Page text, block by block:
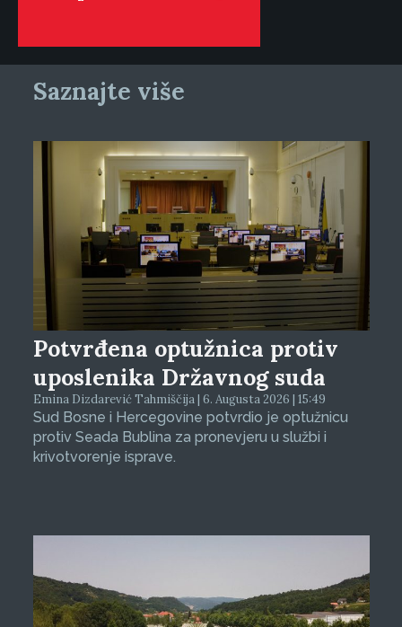
Saznajte više
Potvrđena optužnica protiv
uposlenika Državnog suda
Emina Dizdarević Tahmiščija | 6. Augusta 2026 | 15:49
Sud Bosne i Hercegovine potvrdio je optužnicu
protiv Seada Bublina za pronevjeru u službi i
krivotvorenje isprave.